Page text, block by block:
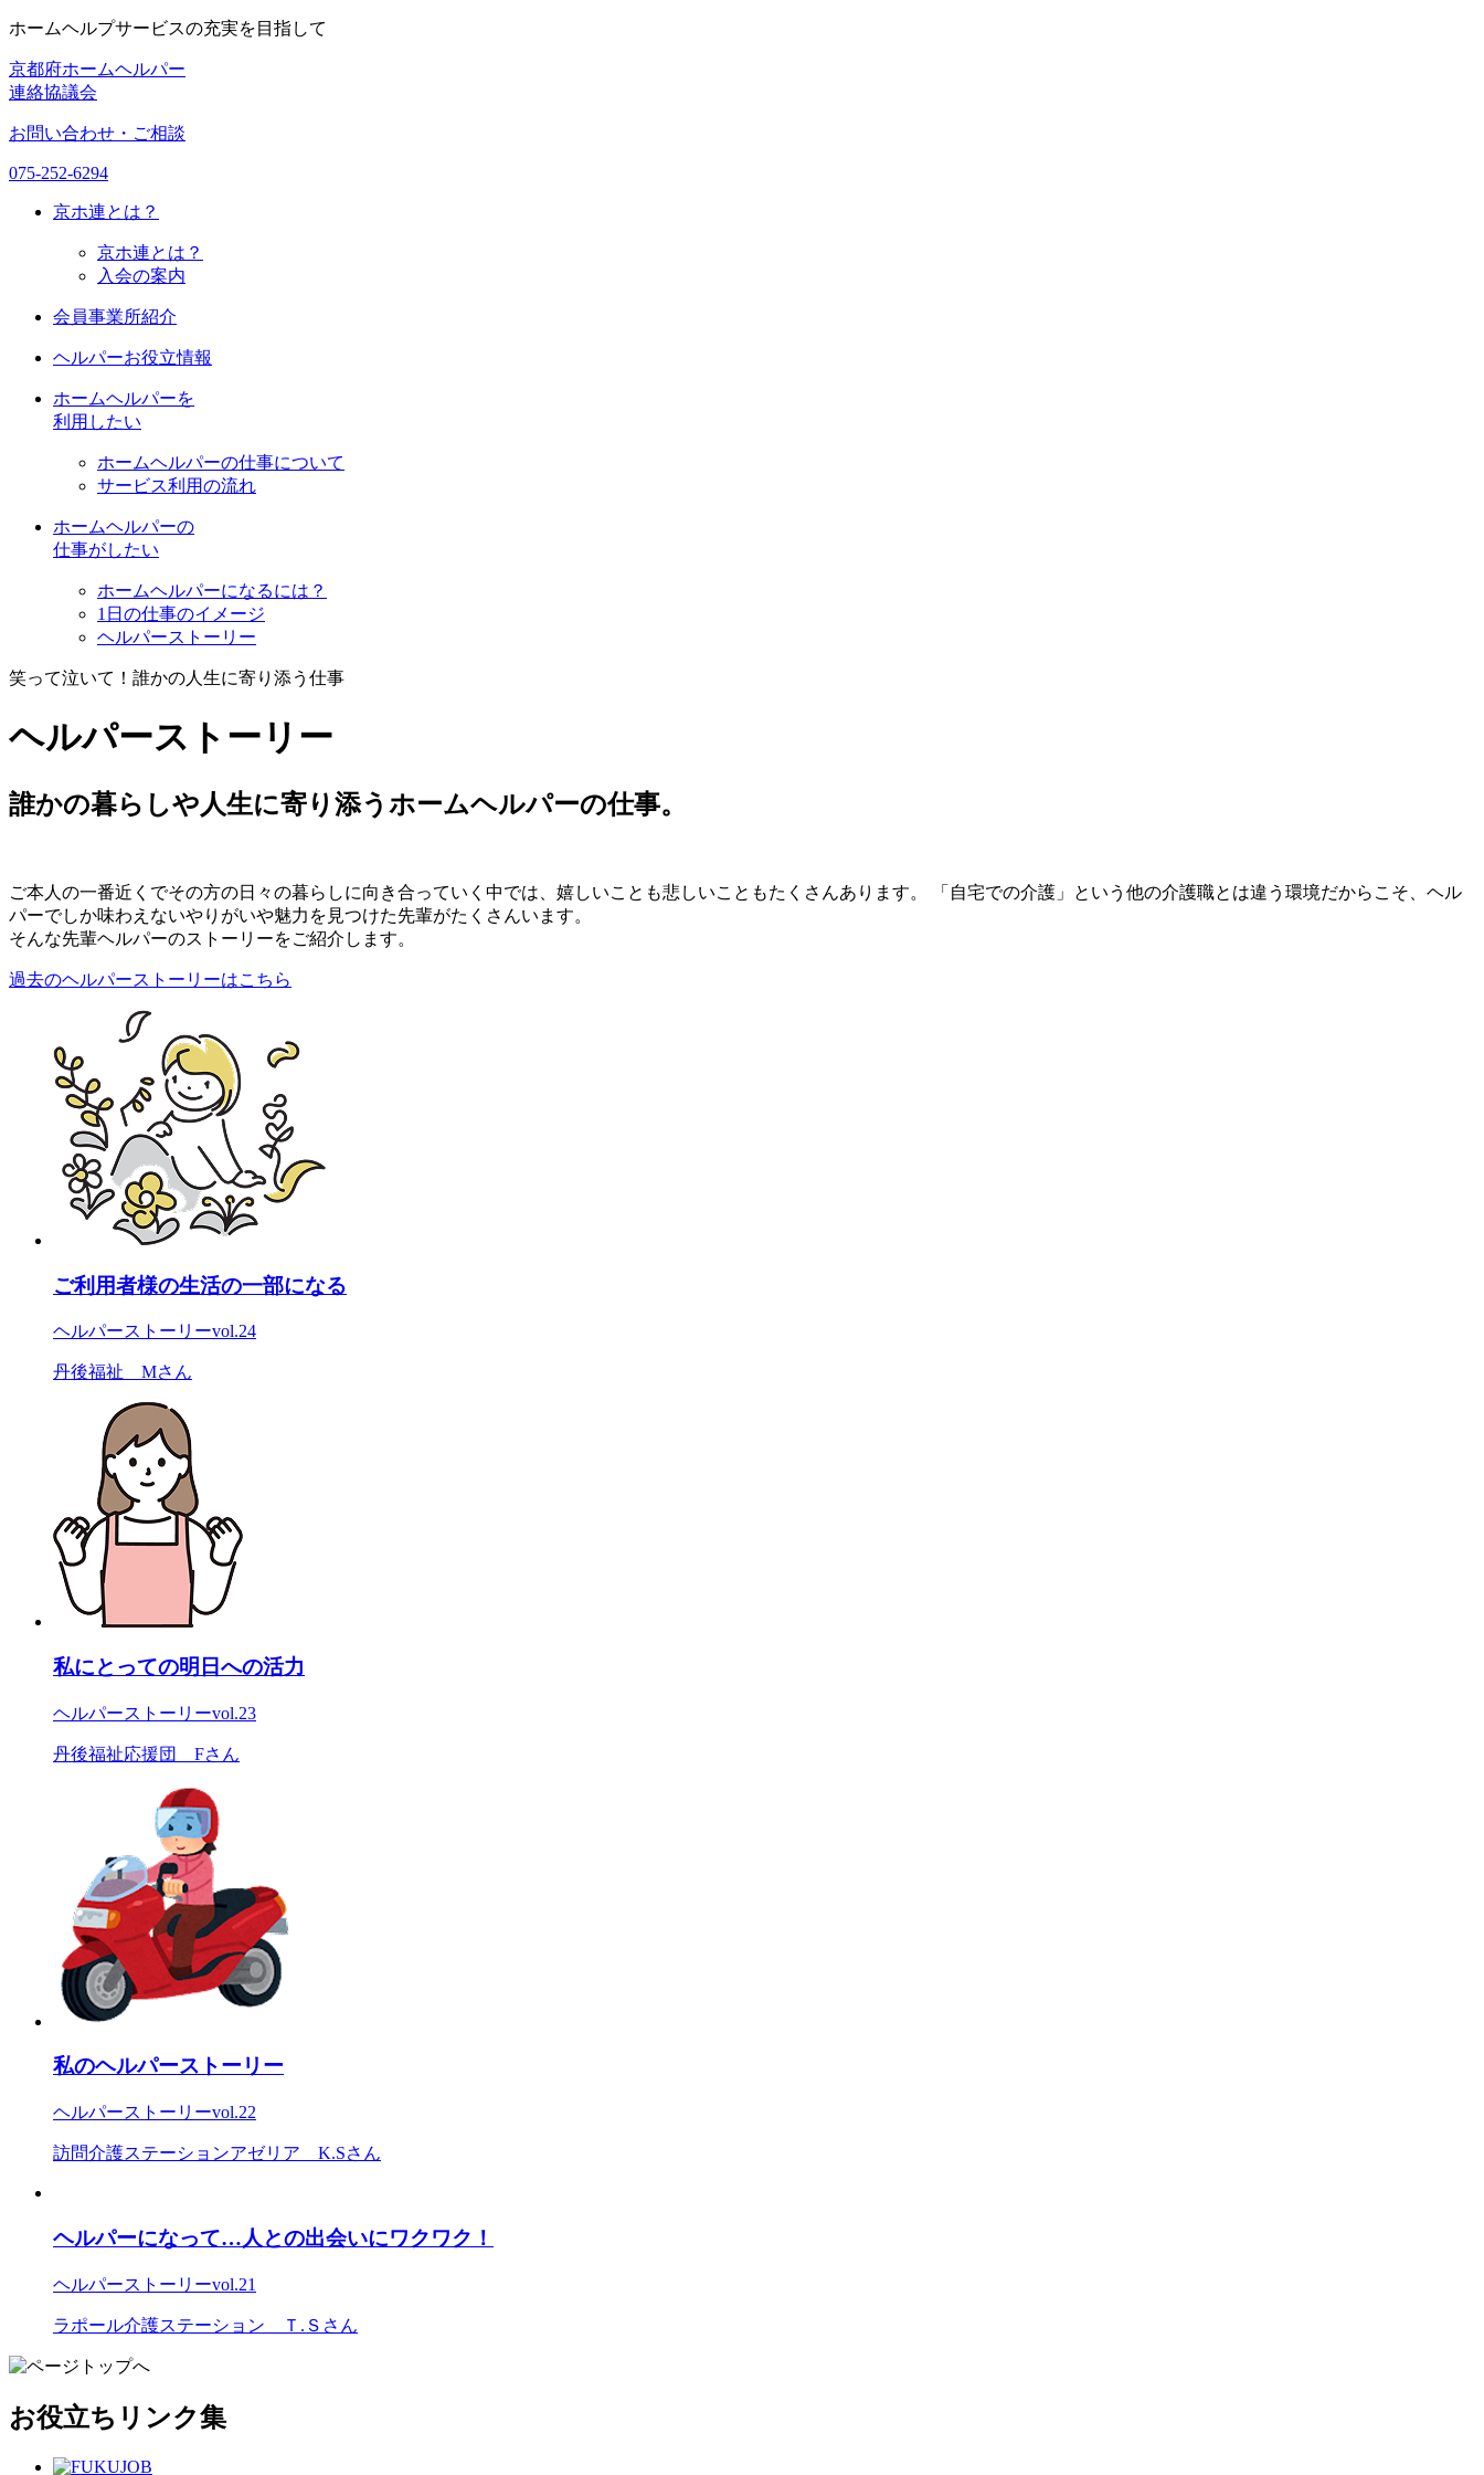
ホームヘルプサービスの充実を目指して
京都府ホームヘルパー
連絡協議会
お問い合わせ・ご相談
075-252-6294
京ホ連とは？
京ホ連とは？
入会の案内
会員事業所紹介
ヘルパーお役立情報
ホームヘルパーを
利用したい
ホームヘルパーの仕事について
サービス利用の流れ
ホームヘルパーの
仕事がしたい
ホームヘルパーになるには？
1日の仕事のイメージ
ヘルパーストーリー
笑って泣いて！ 誰かの人生に寄り添う仕事
ヘルパーストーリー
誰かの暮らしや人生に寄り添うホームヘルパーの仕事。
ご本人の一番近くでその方の日々の暮らしに向き合っていく中では、嬉しいことも悲しいこともたくさんあります。 「自宅での介護」という他の介護職とは違う環境だからこそ、ヘル
パーでしか味わえないやりがいや魅力を見つけた先輩がたくさんいます。
そんな先輩ヘルパーのストーリーをご紹介します。
過去のヘルパーストーリーはこちら
ご利用者様の生活の一部になる
ヘルパーストーリーvol.24
丹後福祉 Mさん
私にとっての明日への活力
ヘルパーストーリーvol.23
丹後福祉応援団 Fさん
私のヘルパーストーリー
ヘルパーストーリーvol.22
訪問介護ステーションアゼリア K.Sさん
ヘルパーになって…人との出会いにワクワク！
ヘルパーストーリーvol.21
ラポール介護ステーション Ｔ.Ｓさん
お役立ちリンク集